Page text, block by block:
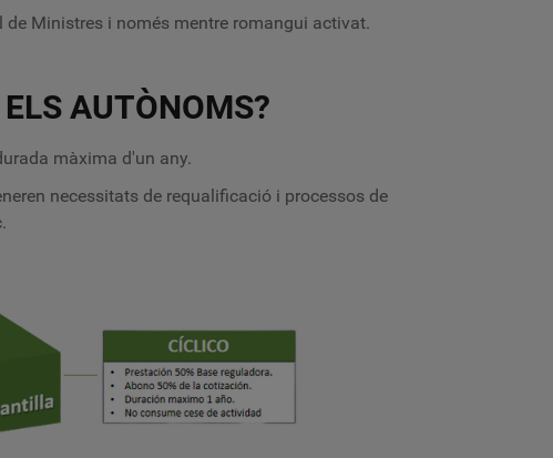
de Ministres i només mentre romangui activat.
AUTÒNOMS?
màxima d'un any.
necessitats de requalificació i processos de